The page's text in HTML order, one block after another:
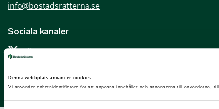
Denna webbplats använder cookies
Vi använder enhetsidentifierare för att anpassa innehållet och annonserna till användarna,
info@bostadsratterna.se
Sociala kanaler
X
Facebook
LinkedIn
Instagram